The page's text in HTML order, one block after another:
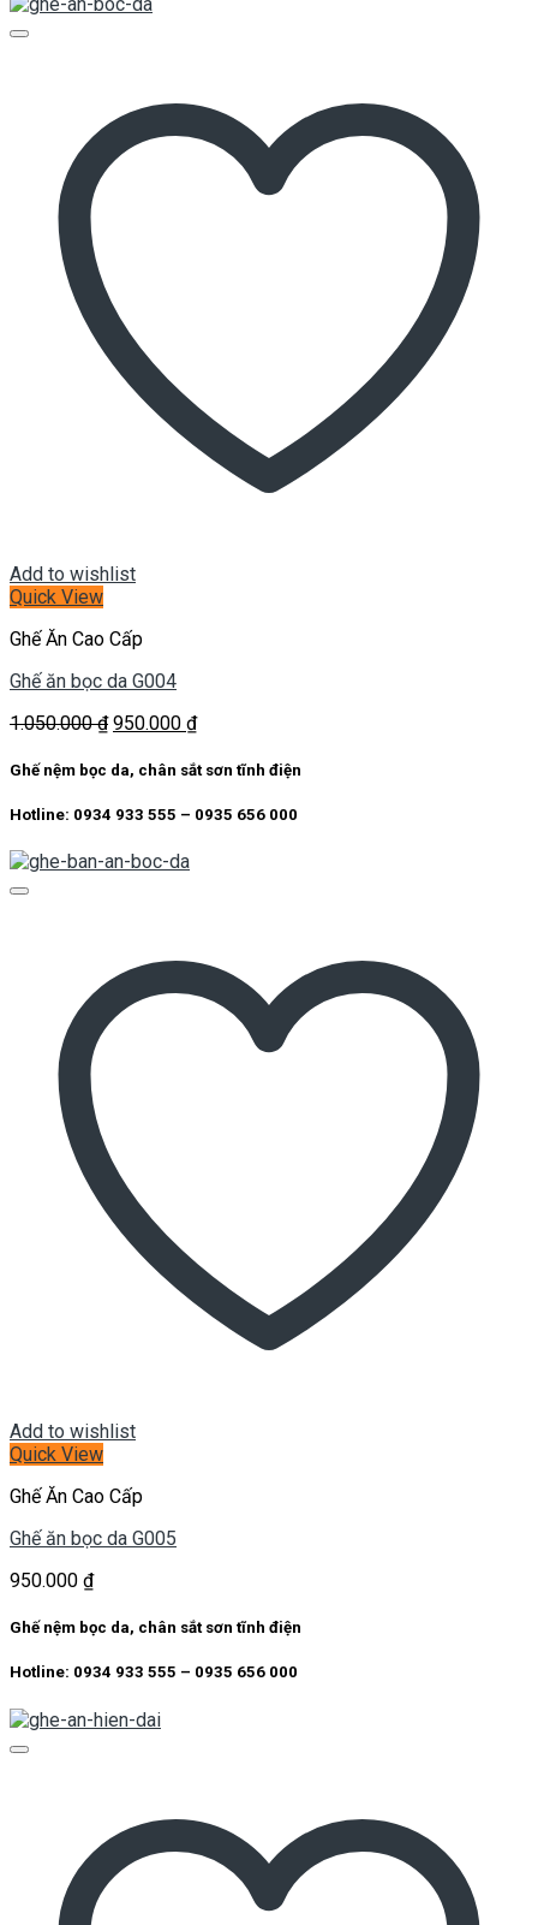
Add to wishlist
Quick View
Ghế Ăn Cao Cấp
Ghế ăn bọc da G004
1.050.000₫ Giá
là:
950.000 ₫Giá
tại
950.000 ₫.
Ghế nệm bọc da, chân sắt sơn tĩnh điện
Hotline: 0934 933 555 – 0935 656 000
Add to wishlist
Quick View
Ghế Ăn Cao Cấp
Ghế ăn bọc da G005
950.000 ₫
Ghế nệm bọc da, chân sắt sơn tĩnh điện
Hotline: 0934 933 555 – 0935 656 000